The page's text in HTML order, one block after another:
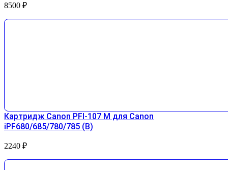
8500 ₽
Картридж Canon PFI-107 М для Canon
iPF680/685/780/785 (B)
2240 ₽